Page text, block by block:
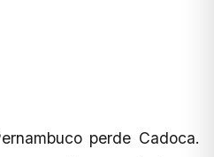
perde Cadoca.